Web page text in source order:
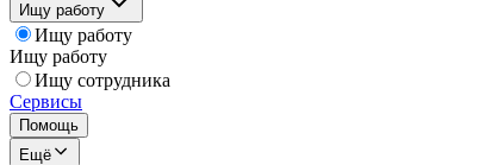
Ищу работу
Ищу работу
Ищу работу
Ищу сотрудника
Сервисы
Помощь
Ещё